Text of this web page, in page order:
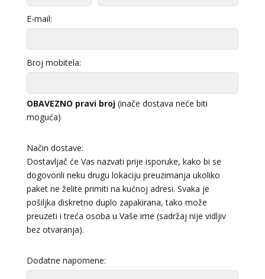
E-mail:
Broj mobitela:
OBAVEZNO pravi broj(inače dostava neće biti
moguća)
Način dostave:
Dostavljač će Vas nazvati prije isporuke, kako bi se
dogovorili neku drugu lokaciju preuzimanja ukoliko
paket ne želite primiti na kućnoj adresi. Svaka je
pošiljka diskretno duplo zapakirana, tako može
preuzeti i treća osoba u Vaše ime (sadržaj nije vidljiv
bez otvaranja).
Dodatne napomene: